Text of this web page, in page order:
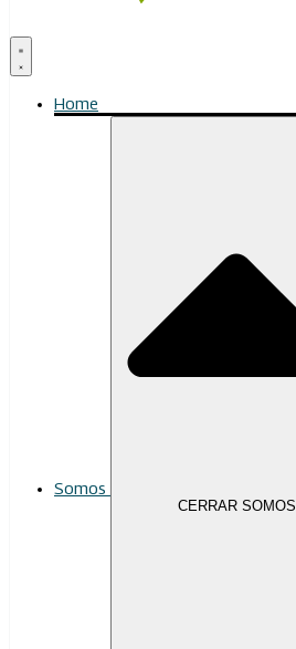
Home
Somos
CERRAR SOMOS